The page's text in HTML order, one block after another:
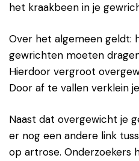
het kraakbeen in je
Over het algemeen geldt:
gewrichten moeten
Hierdoor vergroot
Door af te vallen verklein
Naast dat overgewicht je
er nog een andere link
op artrose. Onderzoekers